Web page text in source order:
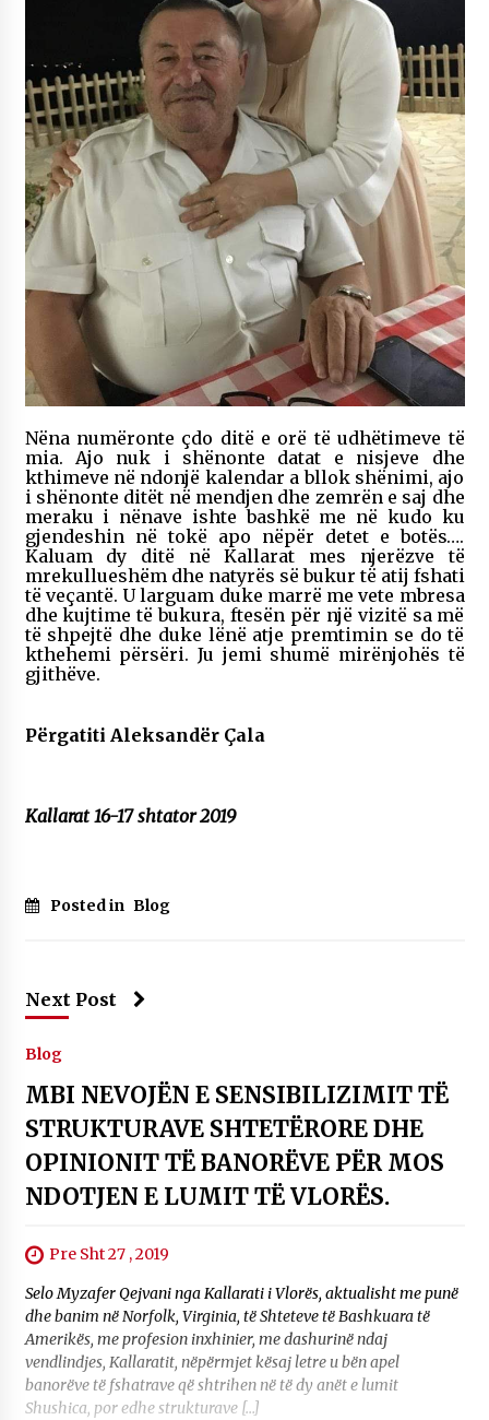
Nëna numëronte çdo ditë e orë të udhëtimeve të
mia. Ajo nuk i shënonte datat e nisjeve dhe
kthimeve në ndonjë kalendar a bllok shënimi, ajo
i shënonte ditët në mendjen dhe zemrën e saj dhe
meraku i nënave ishte bashkë me në kudo ku
gjendeshin në tokë apo nëpër detet e botës….
Kaluam dy ditë në Kallarat mes njerëzve të
mrekullueshëm dhe natyrës së bukur të atij fshati
të veçantë. U larguam duke marrë me vete mbresa
dhe kujtime të bukura, ftesën për një vizitë sa më
të shpejtë dhe duke lënë atje premtimin se do të
kthehemi përsëri. Ju jemi shumë mirënjohës të
gjithëve.
Përgatiti Aleksandër Çala
Kallarat 16-17 shtator 2019
Posted in Blog
Next Post
Blog
MBI NEVOJËN E SENSIBILIZIMIT TË
STRUKTURAVE SHTETËRORE DHE
OPINIONIT TË BANORËVE PËR MOS
NDOTJEN E LUMIT TË VLORËS.
Pre Sht 27 , 2019
Selo Myzafer Qejvani nga Kallarati i Vlorës, aktualisht me punë
dhe banim në Norfolk, Virginia, të Shteteve të Bashkuara të
Amerikës, me profesion inxhinier, me dashurinë ndaj
vendlindjes, Kallaratit, nëpërmjet kësaj letre u bën apel
banorëve të fshatrave që shtrihen në të dy anët e lumit
Shushica, por edhe strukturave […]